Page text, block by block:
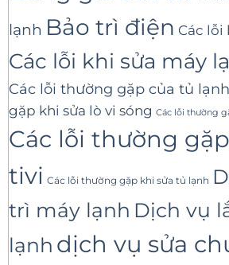
lạnh Bảo trì điện Các lỗi
Các lỗi khi sửa máy
Các lỗi thường gặp của tủ lạnh
gặp khi sửa lò vi sóng Các lỗi thường
Các lỗi thường
tivi Các lỗi thường gặp khi sửa tủ lạnh
trì máy lạnh Dịch vụ
lạnh dịch vụ sửa